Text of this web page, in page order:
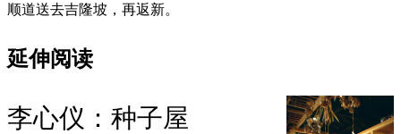
顺道送去吉隆坡，再返新。
延伸阅读
李心仪：种子屋